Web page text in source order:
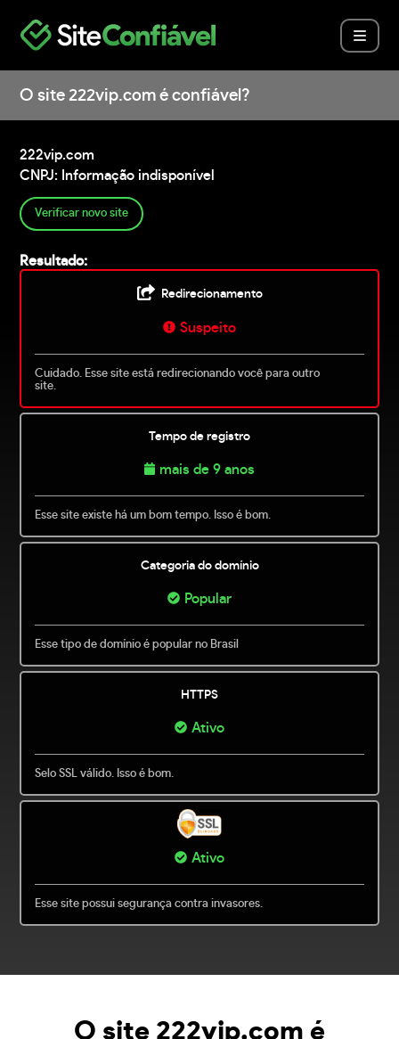
O site 222vip.com é confiável?
222vip.com
CNPJ: Informação indisponível
Verificar novo site
Resultado:
Redirecionamento
Suspeito
Cuidado. Esse site está redirecionando você para outro
site.
Tempo de registro
mais de 9 anos
Esse site existe há um bom tempo. Isso é bom.
Categoria do domínio
Popular
Esse tipo de domínio é popular no Brasil
HTTPS
Ativo
Selo SSL válido. Isso é bom.
Ativo
Esse site possui segurança contra invasores.
O site 222vip.com é